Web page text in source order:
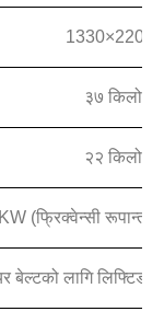
३७ किलोवाट
२२ किलोवाट
(फ्रिक्वेन्सी
बेल्टको लागि लिफ्टिङ